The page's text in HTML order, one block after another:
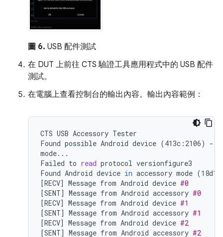
圖 6. USB 配件測試
在 DUT 上前往 CTS 驗證工具應用程式中的 USB 配件
測試。
在電腦上查看控制台的輸出內容。輸出內容範例：
CTS USB Accessory Tester
Found possible Android device (413c:2106) -
mode...
Failed to read protocol versionfigure3
Found Android device in accessory mode (
[RECV] Message from Android device #0
[SENT] Message from Android accessory #0
[RECV] Message from Android device #1
[SENT] Message from Android accessory #1
[RECV] Message from Android device #2
[SENT] Message from Android accessory #2